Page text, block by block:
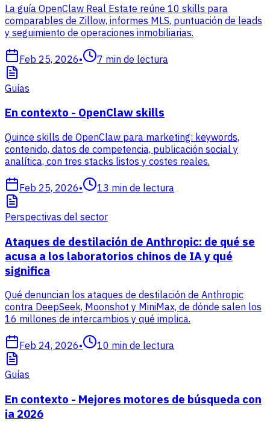
La guía OpenClaw Real Estate reúne 10 skills para
comparables de Zillow, informes MLS, puntuación de leads
y seguimiento de operaciones inmobiliarias.
Feb 25, 2026• 7 min de lectura
Guías
En contexto - OpenClaw skills
Quince skills de OpenClaw para marketing: keywords,
contenido, datos de competencia, publicación social y
analítica, con tres stacks listos y costes reales.
Feb 25, 2026• 13 min de lectura
Perspectivas del sector
Ataques de destilación de Anthropic: de qué se
acusa a los laboratorios chinos de IA y qué
significa
Qué denuncian los ataques de destilación de Anthropic
contra DeepSeek, Moonshot y MiniMax, de dónde salen los
16 millones de intercambios y qué implica.
Feb 24, 2026• 10 min de lectura
Guías
En contexto - Mejores motores de búsqueda con
ia 2026